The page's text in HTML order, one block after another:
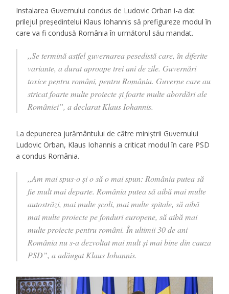
Instalarea Guvernului condus de Ludovic Orban i-a dat
prilejul președintelui Klaus Iohannis să prefigureze modul în
care va fi condusă România în următorul său mandat.
,,Se termină astfel guvernarea pesedistă care, în diferite
variante, a durat aproape trei ani de zile. Guvernări
toxice pentru români, pentru România. Guverne care au
stricat foarte multe proiecte și foarte multe abordări ale
României”, a declarat Klaus Iohannis.
La depunerea jurământului de către miniștrii Guvernului
Ludovic Orban, Klaus Iohannis a criticat modul în care PSD
a condus România.
,,Am mai spus-o și o să o mai spun: România putea să
fie mult mai departe. România putea să aibă mai multe
autostrăzi, mai multe școli, mai multe spitale, să aibă
mai multe proiecte pe fonduri europene, să aibă mai
multe proiecte pentru români. În ultimii 30 de ani
România nu s-a dezvoltat mai mult și mai bine din cauza
PSD”, a adăugat Klaus Iohannis.